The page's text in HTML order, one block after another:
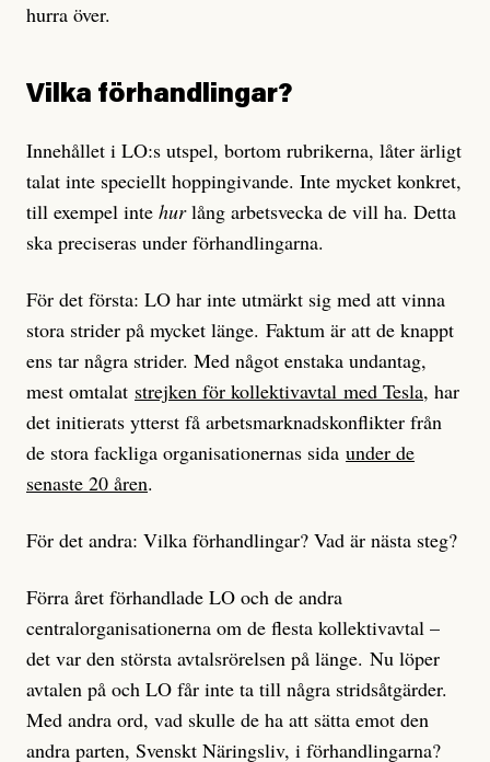
hurra över.
Vilka förhandlingar?
Innehållet i LO:s utspel, bortom rubrikerna, låter ärligt
talat inte speciellt hoppingivande. Inte mycket konkret,
till exempel inte hurlång arbetsvecka de vill ha. Detta
ska preciseras under förhandlingarna.
För det första: LO har inte utmärkt sig med att vinna
stora strider på mycket länge. Faktum är att de knappt
ens tar några strider. Med något enstaka undantag,
mest omtalat strejken för kollektivavtal med Tesla, har
det initierats ytterst få arbetsmarknadskonflikter från
de stora fackliga organisationernas sida under de
senaste 20 åren.
För det andra: Vilka förhandlingar? Vad är nästa steg?
Förra året förhandlade LO och de andra
centralorganisationerna om de flesta kollektivavtal –
det var den största avtalsrörelsen på länge. Nu löper
avtalen på och LO får inte ta till några stridsåtgärder.
Med andra ord, vad skulle de ha att sätta emot den
andra parten, Svenskt Näringsliv, i förhandlingarna?